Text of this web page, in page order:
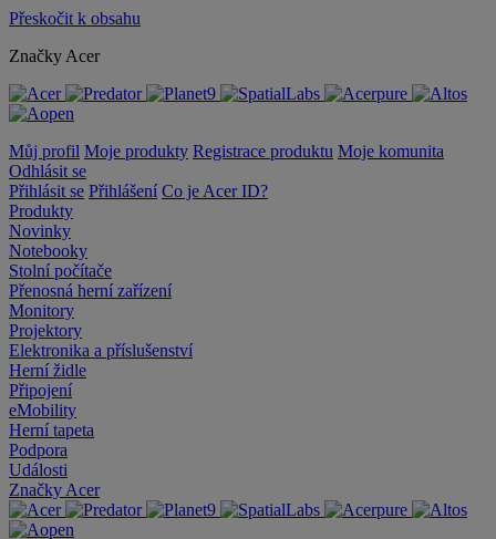
Přeskočit k obsahu
Značky Acer
Můj profil Moje produkty Registrace produktu Moje komunita
Odhlásit se
Přihlásit se Přihlášení Co je Acer ID?
Produkty
Novinky
Notebooky
Stolní počítače
Přenosná herní zařízení
Monitory
Projektory
Elektronika a příslušenství
Herní židle
Připojení
eMobility
Herní tapeta
Podpora
Události
Značky Acer